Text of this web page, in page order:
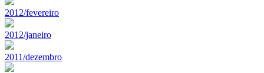
2012/fevereiro
2012/janeiro
2011/dezembro